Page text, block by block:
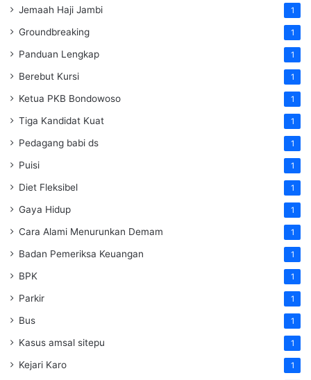
Jemaah Haji Jambi 1
Groundbreaking 1
Panduan Lengkap 1
Berebut Kursi 1
Ketua PKB Bondowoso 1
Tiga Kandidat Kuat 1
Pedagang babi ds 1
Puisi 1
Diet Fleksibel 1
Gaya Hidup 1
Cara Alami Menurunkan Demam 1
Badan Pemeriksa Keuangan 1
BPK 1
Parkir 1
Bus 1
Kasus amsal sitepu 1
Kejari Karo 1